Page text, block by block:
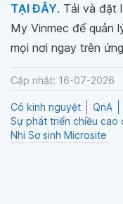
TẠI ĐÂY. Tải và đặt
My Vinmec để quản
mọi nơi ngay trên
Cập nhật: 16-07-2026
Có kinh nguyệt QnA
Sự phát triển chiều cao
Nhi Sơ sinh Microsite